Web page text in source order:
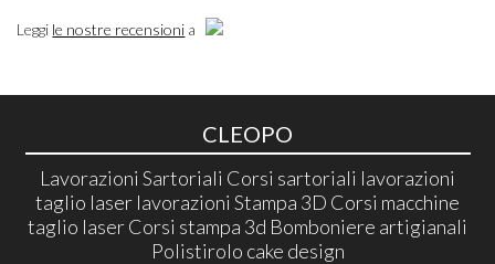
Leggi le nostre recensioni a
CLEOPO
Lavorazioni Sartoriali Corsi sartoriali lavorazioni
taglio laser lavorazioni Stampa 3D Corsi macchine
taglio laser Corsi stampa 3d Bomboniere artigianali
Polistirolo cake design